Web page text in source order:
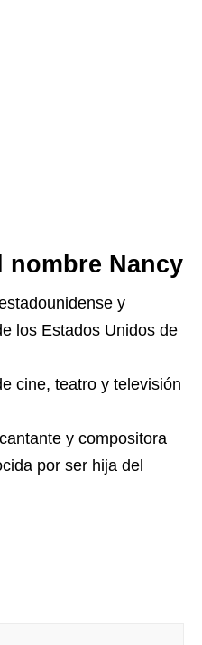
nombre Nancy
y
los Estados Unidos de
cine, teatro y televisión
y compositora
por ser hija del